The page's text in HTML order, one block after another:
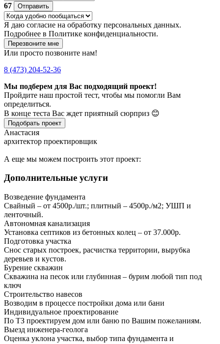
67
Отправить
Я даю согласие на обработку персональных данных.
Подробнее в Политике конфиденциальности.
Перезвоните мне
Или просто позвоните нам!
8 (473) 204-52-36
Мы подберем для Вас подходящий проект!
Пройдите наш простой тест, чтобы мы помогли Вам
определиться.
В конце теста Вас ждет приятный сюрприз 😊
Подобрать проект
Анастасия
архитектор проектировщик
А еще мы можем построить этот проект:
Дополнительные услуги
Возведение фундамента
Свайный – от 4500р./шт.; плитный – 4500р./м2; УШП и
ленточный.
Автономная канализация
Установка септиков из бетонных колец – от 37.000р.
Подготовка участка
Снос старых построек, расчистка территории, вырубка
деревьев и кустов.
Бурение скважин
Скважина на песок или глубинная – бурим любой тип под
ключ
Строительство навесов
Возводим в процессе постройки дома или бани
Индивидуальное проектирование
По ТЗ проектируем дом или баню по Вашим пожеланиям.
Выезд инженера-геолога
Оценка уклона участка, выбор типа фундамента и